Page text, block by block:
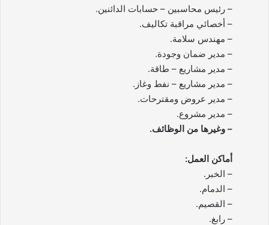
– رئيس محاسبين – حسابات الدائنين.
– أخصائي مراقبة تكاليف.
– مهندس سلامة.
– مدير ضمان وجودة.
– مدير مشاريع – طاقة.
– مدير مشاريع – نفط وغاز.
– مدير عروض ومقترحات.
– مدير مشروع.
– وغيرها من الوظائف.
أماكن العمل:
– الخبر.
– الدمام.
– القصيم.
– رابغ.